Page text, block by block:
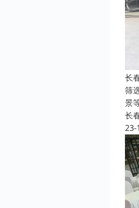
长
筛
景
长
23-